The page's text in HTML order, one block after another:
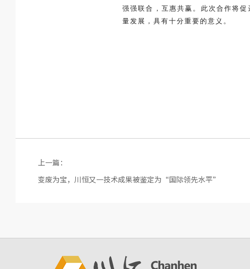
强强联合，互惠共赢。此次合作将
量发展，具有十分重要的意义。
上一篇：
变废为宝，川恒又一技术成果被鉴定为“国际领先水平”